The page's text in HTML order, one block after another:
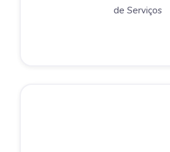
de Serviços